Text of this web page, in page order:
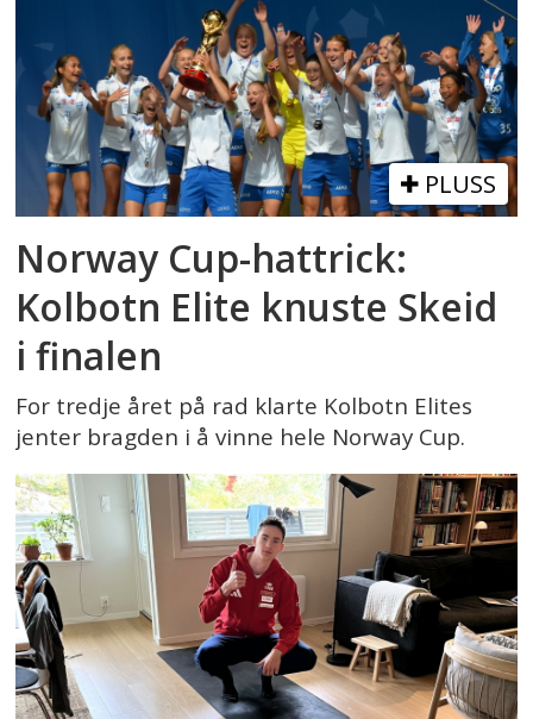
PLUSS
Norway Cup-hattrick:
Kolbotn Elite knuste Skeid
i finalen
For tredje året på rad klarte Kolbotn Elites
jenter bragden i å vinne hele Norway Cup.